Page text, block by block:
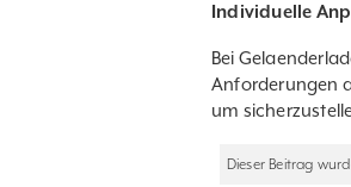
Individuelle
Bei
Anforderungen
um
Dieser Beitrag